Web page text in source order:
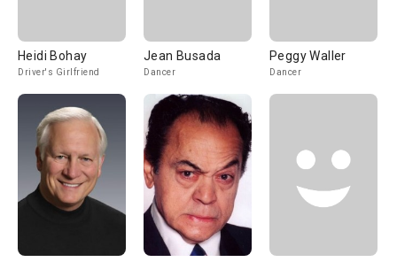
Heidi Bohay
Driver's Girlfriend
Jean Busada
Dancer
Peggy Waller
Dancer